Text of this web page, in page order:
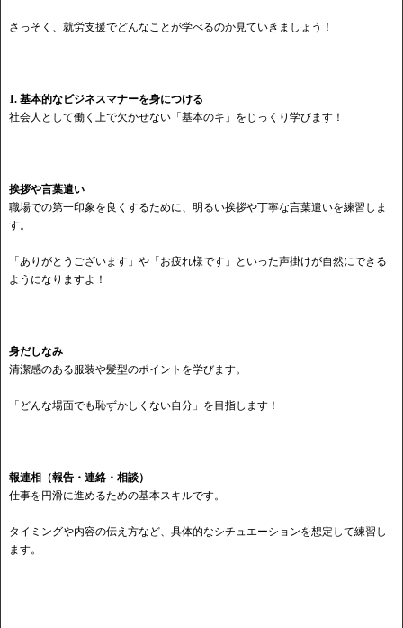
さっそく、就労支援でどんなことが学べるのか見ていきましょう！
1. 基本的なビジネスマナーを身につける
社会人として働く上で欠かせない「基本のキ」をじっくり学びます！
挨拶や言葉遣い
職場での第一印象を良くするために、明るい挨拶や丁寧な言葉遣いを練習しま
す。
「ありがとうございます」や「お疲れ様です」といった声掛けが自然にできる
ようになりますよ！
身だしなみ
清潔感のある服装や髪型のポイントを学びます。
「どんな場面でも恥ずかしくない自分」を目指します！
報連相（報告・連絡・相談）
仕事を円滑に進めるための基本スキルです。
タイミングや内容の伝え方など、具体的なシチュエーションを想定して練習し
ます。